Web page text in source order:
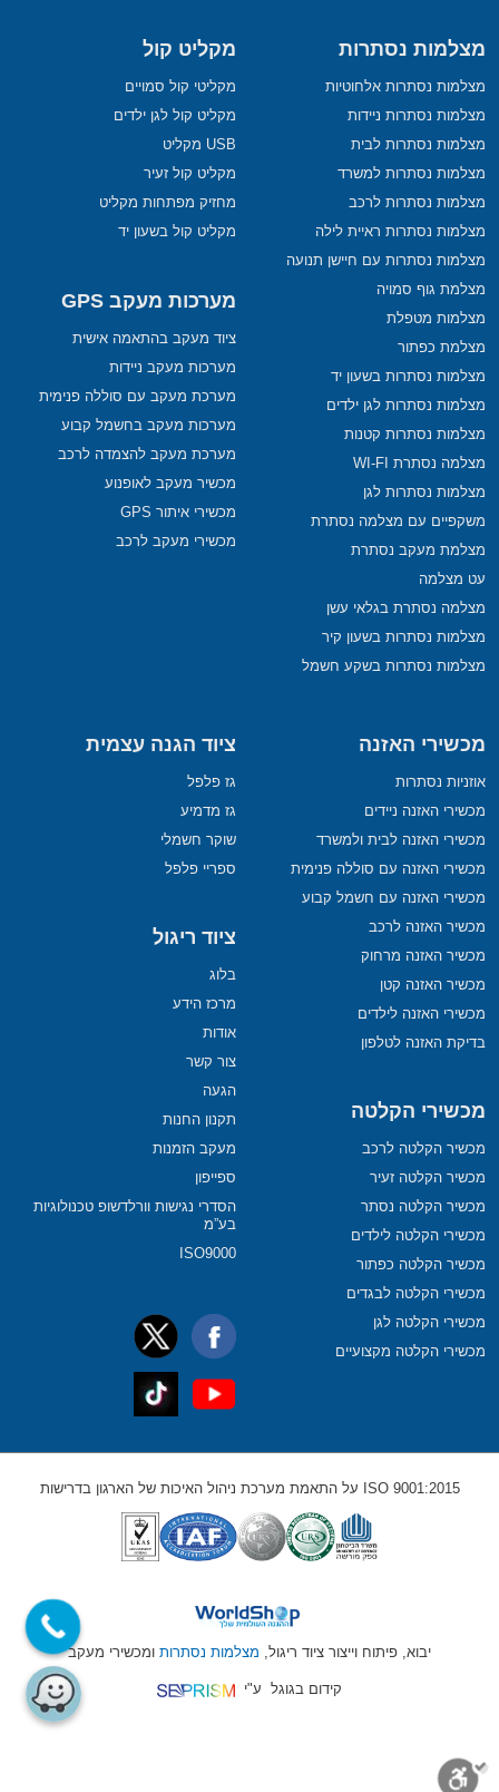
מצלמות נסתרות
מצלמות נסתרות אלחוטיות
מצלמות נסתרות ניידות
מצלמות נסתרות לבית
מצלמות נסתרות למשרד
מצלמות נסתרות לרכב
מצלמות נסתרות ראיית לילה
מצלמות נסתרות עם חיישן תנועה
מצלמת גוף סמויה
מצלמות מטפלת
מצלמת כפתור
מצלמות נסתרות בשעון יד
מצלמות נסתרות לגן ילדים
מצלמות נסתרות קטנות
מצלמה נסתרת WI-FI
מצלמות נסתרות לגן
משקפיים עם מצלמה נסתרת
מצלמת מעקב נסתרת
עט מצלמה
מצלמה נסתרת בגלאי עשן
מצלמות נסתרות בשעון קיר
מצלמות נסתרות בשקע חשמל
מקליט קול
מקליטי קול סמויים
מקליט קול לגן ילדים
USB מקליט
מקליט קול זעיר
מחזיק מפתחות מקליט
מקליט קול בשעון יד
מערכות מעקב GPS
ציוד מעקב בהתאמה אישית
מערכות מעקב ניידות
מערכת מעקב עם סוללה פנימית
מערכות מעקב בחשמל קבוע
מערכת מעקב להצמדה לרכב
מכשיר מעקב לאופנוע
מכשירי איתור GPS
מכשירי מעקב לרכב
מכשירי האזנה
אוזניות נסתרות
מכשירי האזנה ניידים
מכשירי האזנה לבית ולמשרד
מכשירי האזנה עם סוללה פנימית
מכשירי האזנה עם חשמל קבוע
מכשיר האזנה לרכב
מכשיר האזנה מרחוק
מכשיר האזנה קטן
מכשירי האזנה לילדים
בדיקת האזנה לטלפון
מכשירי הקלטה
מכשיר הקלטה לרכב
מכשיר הקלטה זעיר
מכשיר הקלטה נסתר
מכשירי הקלטה לילדים
מכשיר הקלטה כפתור
מכשירי הקלטה לבגדים
מכשירי הקלטה לגן
מכשירי הקלטה מקצועיים
ציוד הגנה עצמית
גז פלפל
גז מדמיע
שוקר חשמלי
ספריי פלפל
ציוד ריגול
בלוג
מרכז הידע
אודות
צור קשר
הגעה
תקנון החנות
מעקב הזמנות
ספייפון
הסדרי נגישות וורלדשופ טכנולוגיות
בע”מ
ISO9000
ISO 9001:2015 על התאמת מערכת ניהול האיכות של הארגון בדרישות
יבוא, פיתוח וייצור ציוד ריגול, מצלמות נסתרות ומכשירי מעקב
קידום בגוגל ע"י